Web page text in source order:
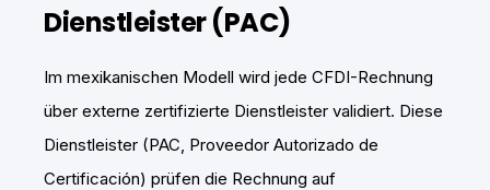
Dienstleister (PAC)
Im mexikanischen Modell wird jede CFDI-Rechnung
über externe zertifizierte Dienstleister validiert. Diese
Dienstleister (PAC, Proveedor Autorizado de
Certificación) prüfen die Rechnung auf